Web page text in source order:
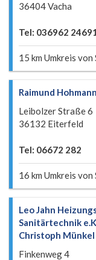
36404 Vacha
Tel: 036962
15 km Umkreis von
Raimund
Leibolzer Straße 6
36132 Eiterfeld
Tel: 06672 282
16 km Umkreis von
Leo Jahn
Sanitärtechnik
Christoph Münkel
Finkenweg 4